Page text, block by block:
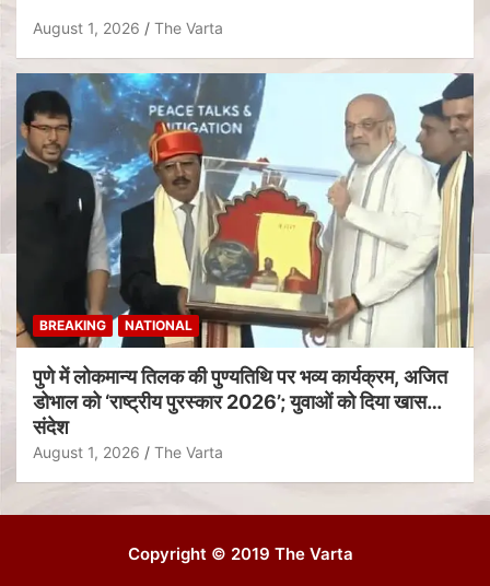
August 1, 2026 The Varta
BREAKING NATIONAL
पुणे में लोकमान्य तिलक की पुण्यतिथि पर भव्य कार्यक्रम, अजित
डोभाल को ‘राष्ट्रीय पुरस्कार 2026’; युवाओं को दिया खास
संदेश
August 1, 2026 The Varta
Copyright © 2019 The Varta